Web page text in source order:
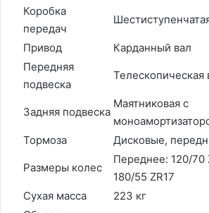
Коробка
передач
Привод
Карданный вал
Передняя
подвеска
Телескопическая
Задняя подвеска
Маятниковая с
Тормоза
Дисковые,
Размеры колес
Переднее: 120/70
180/55 ZR17
Сухая масса
223 кг